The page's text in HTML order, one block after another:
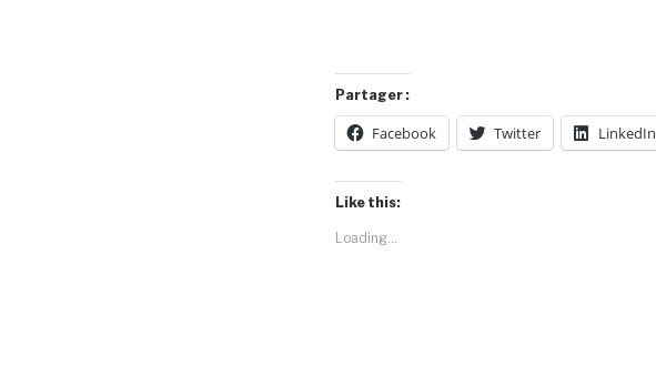
Partager :
Facebook Twitter LinkedIn
Like this:
Loading...